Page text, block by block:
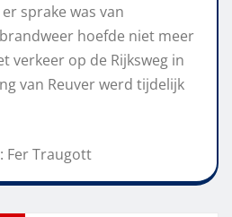
sprake was van
hoefde niet meer
verkeer op de Rijksweg in
van Reuver werd tijdelijk
Fer Traugott